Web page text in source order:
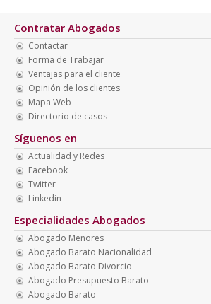
Contratar Abogados
Contactar
Forma de Trabajar
Ventajas para el cliente
Opinión de los clientes
Mapa Web
Directorio de casos
Síguenos en
Actualidad y Redes
Facebook
Twitter
Linkedin
Especialidades Abogados
Abogado Menores
Abogado Barato Nacionalidad
Abogado Barato Divorcio
Abogado Presupuesto Barato
Abogado Barato